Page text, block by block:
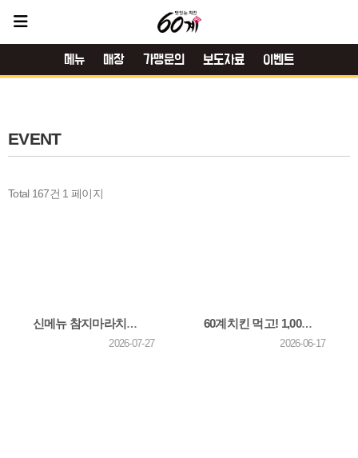
메뉴 매장 가맹문의 보도자료 이벤트
EVENT
Total 167건 1 페이지
신메뉴 참지마라치킨 주문하기!
2026-07-27
60계치킨 먹고! 1,000만원 받자! 26년 5월 이벤트 당첨자 발표
2026-06-17